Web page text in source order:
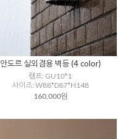
안도르 실외겸용 벽등 (4 color)
램프: GU10*1
사이즈: W88*D87*H148
160,000원